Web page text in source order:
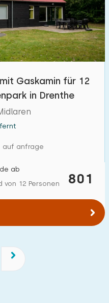
Gaskamin für 12
in Drenthe
auf anfrage
801
ab
von 12 Personen